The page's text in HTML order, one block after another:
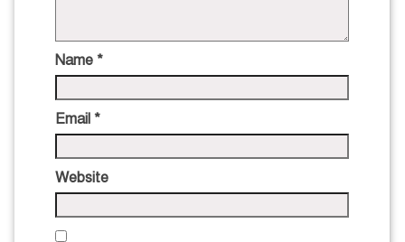
Name *
Email *
Website